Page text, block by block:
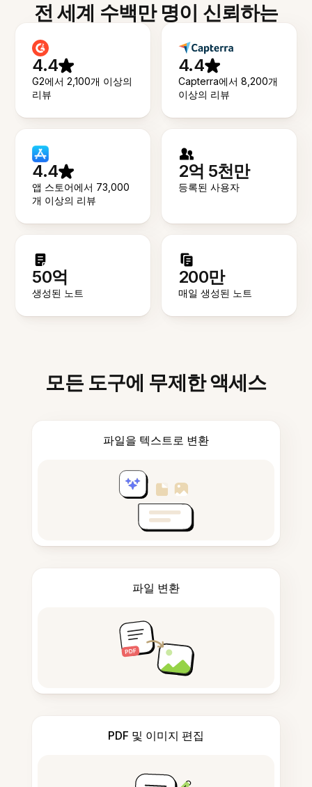
전 세계 수백만 명이 신뢰하는
4.4
G2에서 2,100개 이상의
리뷰
4.4
Capterra에서 8,200개
이상의 리뷰
4.4
앱 스토어에서 73,000
개 이상의 리뷰
2억 5천만
등록된 사용자
50억
생성된 노트
200만
매일 생성된 노트
모든 도구에 무제한 액세스
파일을 텍스트로 변환
파일 변환
PDF 및 이미지 편집